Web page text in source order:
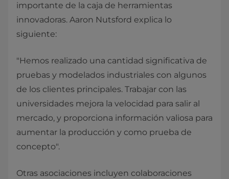
importante de la caja de herramientas
innovadoras. Aaron Nutsford explica lo
siguiente:
"Hemos realizado una cantidad significativa de
pruebas y modelados industriales con algunos
de los clientes principales. Trabajar con las
universidades mejora la velocidad para salir al
mercado, y proporciona información valiosa para
aumentar la producción y como prueba de
concepto".
Otras asociaciones incluyen colaboraciones